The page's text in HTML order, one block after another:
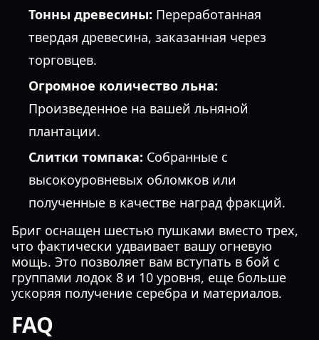
Тонны древесины: Переработанная
твердая древесина, заказанная через
торговцев.
Огромное количество льна:
Произведенное на вашей льняной
плантации.
Слитки томпака: Собранные с
высокоуровневых обломков или
полученные в качестве наград фракций.
Бриг оснащен шестью пушками вместо трех,
что фактически удваивает вашу огневую
мощь. Это позволяет вам вступать в бой с
группами лодок 8 и 10 уровня, еще больше
ускоряя получение серебра и материалов.
FAQ